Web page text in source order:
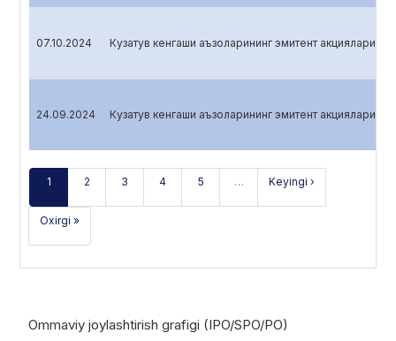
07.10.2024 Кузатув кенгаши аъзоларининг эмитент
24.09.2024 Кузатув кенгаши аъзоларининг эмитент
1 2 3 4 5 … Keyingi ›
Oxirgi »
Ommaviy joylashtirish grafigi (IPO/SPO/PO)